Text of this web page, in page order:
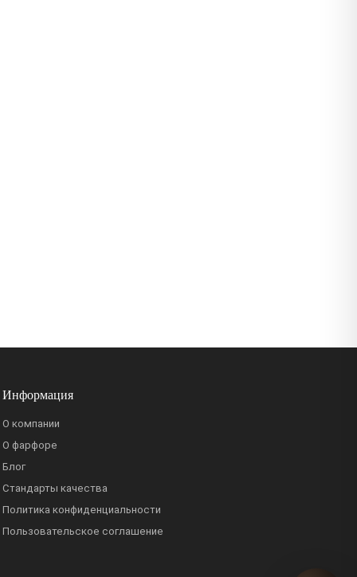
Информация
О компании
О фарфоре
Блог
Стандарты качества
Политика конфиденциальности
Пользовательское соглашение